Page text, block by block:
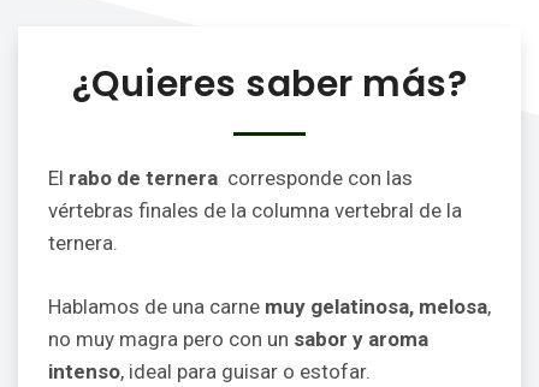
¿Quieres saber más?
El rabo de ternera corresponde con las
vértebras finales de la columna vertebral de la
ternera.
Hablamos de una carne muy gelatinosa, melosa,
no muy magra pero con un sabor y aroma
intenso, ideal para guisar o estofar.